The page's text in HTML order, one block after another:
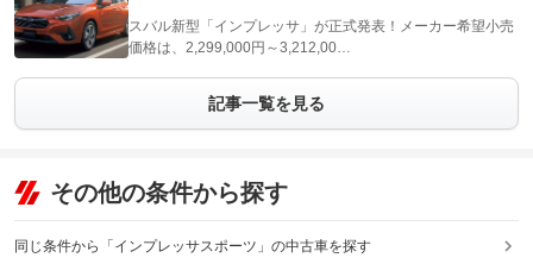
スバル新型「インプレッサ」が正式発表！メーカー希望小売
価格は、2,299,000円～3,212,00…
記事一覧を見る
その他の条件から探す
同じ条件から「インプレッサスポーツ」の中古車を探す